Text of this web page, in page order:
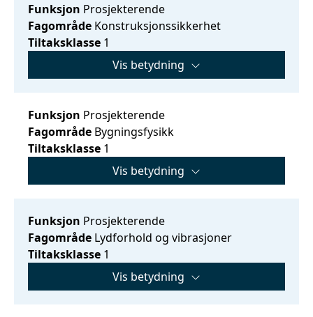
Funksjon Prosjekterende
Fagområde Konstruksjonssikkerhet
Tiltaksklasse 1
Vis betydning
Funksjon Prosjekterende
Fagområde Bygningsfysikk
Tiltaksklasse 1
Vis betydning
Funksjon Prosjekterende
Fagområde Lydforhold og vibrasjoner
Tiltaksklasse 1
Vis betydning